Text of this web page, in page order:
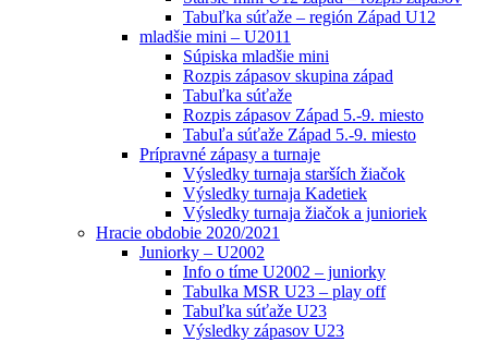
Tabuľka súťaže – región Západ U12
mladšie mini – U2011
Súpiska mladšie mini
Rozpis zápasov skupina západ
Tabuľka súťaže
Rozpis zápasov Západ 5.-9. miesto
Tabuľa súťaže Západ 5.-9. miesto
Prípravné zápasy a turnaje
Výsledky turnaja starších žiačok
Výsledky turnaja Kadetiek
Výsledky turnaja žiačok a junioriek
Hracie obdobie 2020/2021
Juniorky – U2002
Info o tíme U2002 – juniorky
Tabulka MSR U23 – play off
Tabuľka súťaže U23
Výsledky zápasov U23